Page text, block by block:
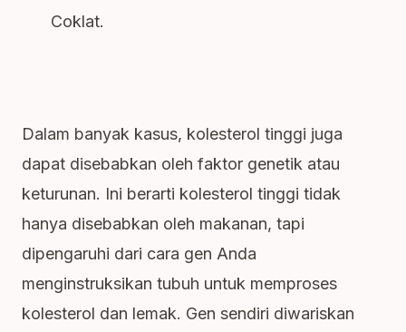
Coklat.
Dalam banyak kasus, kolesterol tinggi juga
dapat disebabkan oleh faktor genetik atau
keturunan. Ini berarti kolesterol tinggi tidak
hanya disebabkan oleh makanan, tapi
dipengaruhi dari cara gen Anda
menginstruksikan tubuh untuk memproses
kolesterol dan lemak. Gen sendiri diwariskan